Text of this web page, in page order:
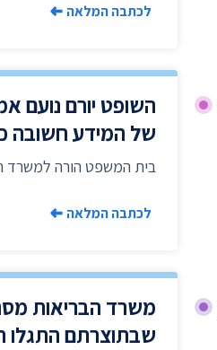
לכתבה המלאה
השופט יורם נועם
של המידע חשובה
בית המשפט הורה למשרד
לכתבה המלאה
משרד הבריאות
שבתוצרתם התגלו